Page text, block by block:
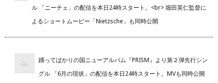
ル 「ニーチェ」の配信を本日24時スタート。<br> 堀田英仁監督に
よるショートムービー「Nietzsche」も同時公開
踊ってばかりの国ニューアルバム『PRISM』より第２弾先行シン
グル 「6月の現状」の配信を本日24時スタート。MVも同時公開